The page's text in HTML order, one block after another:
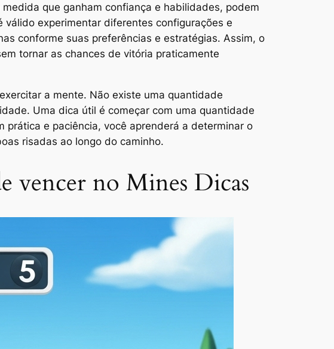
que ganham confiança e habilidades, podem
experimentar diferentes configurações e
conforme suas preferências e estratégias. Assim, o
tornar as chances de vitória praticamente
a mente. Não existe uma quantidade
Uma dica útil é começar com uma quantidade
e paciência, você aprenderá a determinar o
risadas ao longo do caminho.
vencer no Mines Dicas